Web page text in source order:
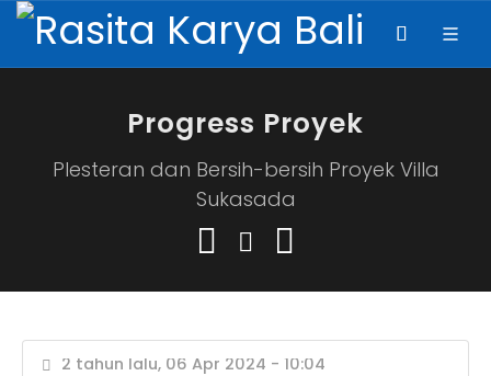
Progress Proyek
Plesteran dan Bersih-bersih Proyek Villa
Sukasada
2 tahun lalu, 06 Apr 2024 - 10:04